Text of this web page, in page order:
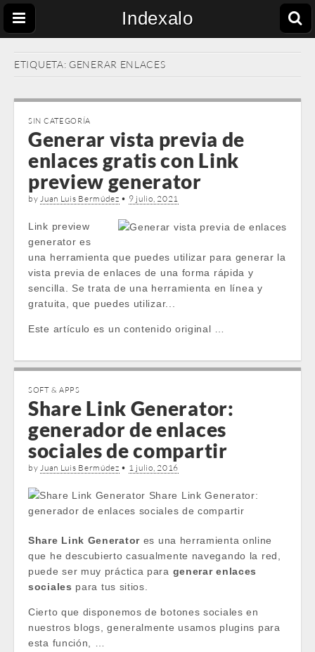
Indexalo
ETIQUETA: GENERAR ENLACES
SIN CATEGORÍA
Generar vista previa de
enlaces gratis con Link
preview generator
byJuan Luis Bermúdez • 9 julio, 2021
Link preview
generator es
una herramienta que puedes utilizar para generar la
vista previa de enlaces de una forma rápida y
sencilla. Se trata de una herramienta en línea y
gratuita, que puedes utilizar...
Este artículo es un contenido original …
SOFT & APPS
Share Link Generator:
generador de enlaces
sociales de compartir
byJuan Luis Bermúdez • 1 julio, 2016
Share Link Generator es una herramienta online
que he descubierto casualmente navegando la red,
puede ser muy práctica para generar enlaces
sociales para tus sitios.
Cierto que disponemos de botones sociales en
nuestros blogs, generalmente usamos plugins para
esta función, …